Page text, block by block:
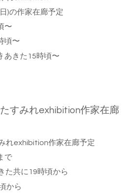
)の作家在廊予定
〜
頃〜
あきた15時頃〜
すみれexhibition作家在廊
れexhibition作家在廊予定
で
た共に19時頃から
から